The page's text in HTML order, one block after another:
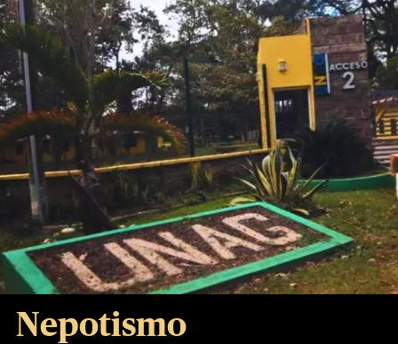
Nepotismo